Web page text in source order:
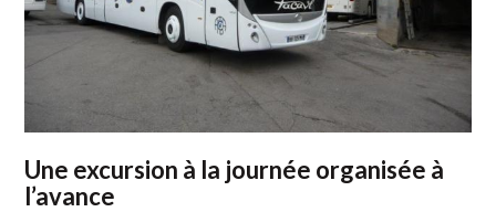
Une excursion à la journée organisée à
l’avance